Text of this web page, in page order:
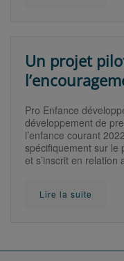
Un projet
Pro Enfance
développement de
l’enfance courant
spécifiquement sur le
et s’inscrit en relation
Lire la suite